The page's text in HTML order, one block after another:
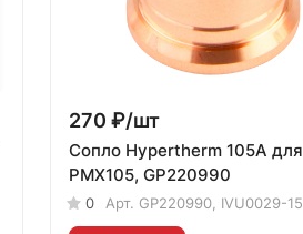
270 ₽/шт
Сопло Hypertherm 105A для
PMX105, GP220990
0 Арт. GP220990, IVU0029-15